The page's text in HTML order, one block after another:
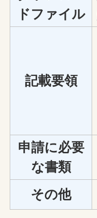
ドファイル
記載要領
申請に必要
な書類
その他